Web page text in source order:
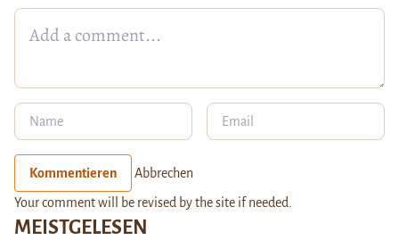
MEISTGELESEN
Kommentieren Abbrechen
Your comment will be revised by the site if needed.